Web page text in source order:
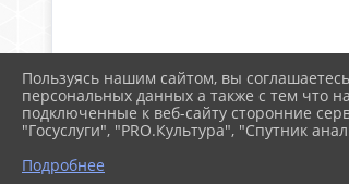
Пользуясь нашим сайтом, вы
персональных данных а также с тем что
подключенные к веб-сайту сторонние
"Госуслуги", "PRO.Культура", "Спутник
Подробнее